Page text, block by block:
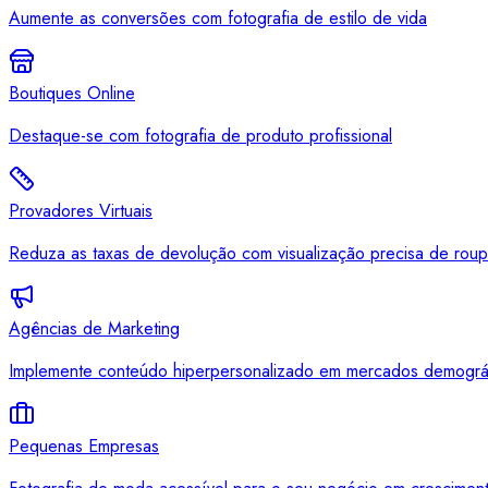
Aumente as conversões com fotografia de estilo de vida
Boutiques Online
Destaque-se com fotografia de produto profissional
Provadores Virtuais
Reduza as taxas de devolução com visualização precisa de
Agências de Marketing
Implemente conteúdo hiperpersonalizado em mercados
Pequenas Empresas